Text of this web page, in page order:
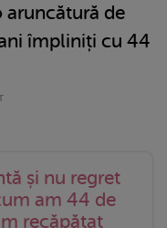
aruncătură de
împliniți cu 44
și nu regret
am 44 de
recăpătat